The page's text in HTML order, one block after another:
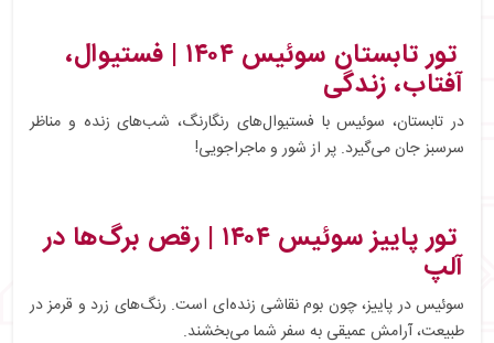
تور تابستان سوئیس ۱۴۰۴ | فستیوال،
آفتاب، زندگی
در تابستان، سوئیس با فستیوال‌های رنگارنگ، شب‌های زنده و مناظر
سرسبز جان می‌گیرد. پر از شور و ماجراجویی!
تور پاییز سوئیس ۱۴۰۴ | رقص برگ‌ها در
آلپ
سوئیس در پاییز، چون بوم نقاشی زنده‌ای است. رنگ‌های زرد و قرمز در
طبیعت، آرامش عمیقی به سفر شما می‌بخشند.